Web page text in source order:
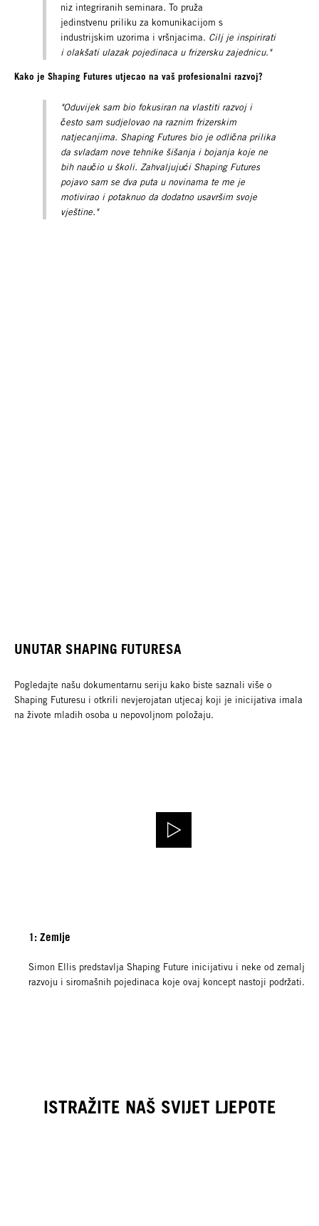
niz integriranih seminara. To pruža
jedinstvenu priliku za komunikacijom s
industrijskim uzorima i vršnjacima. Cilj je inspirirati
i olakšati ulazak pojedinaca u frizersku zajednicu."
Kako je Shaping Futures utjecao na vaš profesionalni razvoj?
"Oduvijek sam bio fokusiran na vlastiti razvoj i
često sam sudjelovao na raznim frizerskim
natjecanjima. Shaping Futures bio je odlična prilika
da svladam nove tehnike šišanja i bojanja koje ne
bih naučio u školi. Zahvaljujući Shaping Futures
pojavo sam se dva puta u novinama te me je
motivirao i potaknuo da dodatno usavršim svoje
vještine."
UNUTAR SHAPING FUTURESA
Pogledajte našu dokumentarnu seriju kako biste saznali više o
Shaping Futuresu i otkrili nevjerojatan utjecaj koji je inicijativa imala
na živote mladih osoba u nepovoljnom položaju.
1: Zemlje
Simon Ellis predstavlja Shaping Future inicijativu i neke od zemalja u
razvoju i siromašnih pojedinaca koje ovaj koncept nastoji podržati.
ISTRAŽITE NAŠ SVIJET LJEPOTE